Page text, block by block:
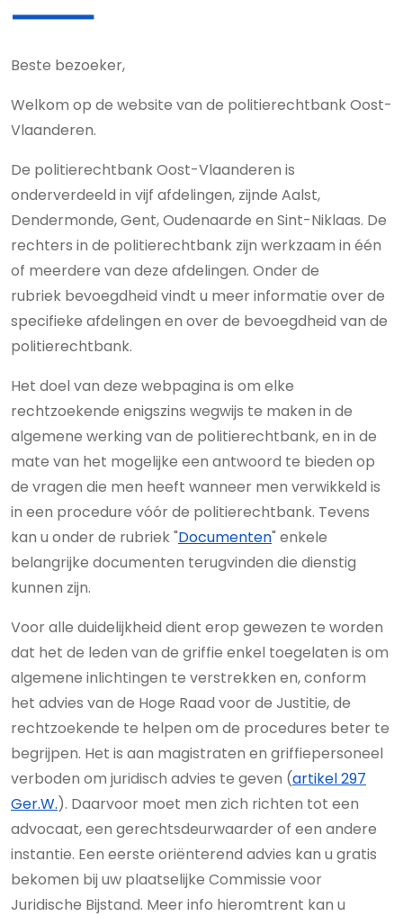
Beste bezoeker,
Welkom op de website van de politierechtbank Oost-
Vlaanderen.
De politierechtbank Oost-Vlaanderen is
onderverdeeld in vijf afdelingen, zijnde Aalst,
Dendermonde, Gent, Oudenaarde en Sint-Niklaas. De
rechters in de politierechtbank zijn werkzaam in één
of meerdere van deze afdelingen. Onder de
rubriek bevoegdheid vindt u meer informatie over de
specifieke afdelingen en over de bevoegdheid van de
politierechtbank.
Het doel van deze webpagina is om elke
rechtzoekende enigszins wegwijs te maken in de
algemene werking van de politierechtbank, en in de
mate van het mogelijke een antwoord te bieden op
de vragen die men heeft wanneer men verwikkeld is
in een procedure vóór de politierechtbank. Tevens
kan u onder de rubriek "Documenten" enkele
belangrijke documenten terugvinden die dienstig
kunnen zijn.
Voor alle duidelijkheid dient erop gewezen te worden
dat het de leden van de griffie enkel toegelaten is om
algemene inlichtingen te verstrekken en, conform
het advies van de Hoge Raad voor de Justitie, de
rechtzoekende te helpen om de procedures beter te
begrijpen. Het is aan magistraten en griffiepersoneel
verboden om juridisch advies te geven (artikel 297
Ger.W.). Daarvoor moet men zich richten tot een
advocaat, een gerechtsdeurwaarder of een andere
instantie. Een eerste oriënterend advies kan u gratis
bekomen bij uw plaatselijke Commissie voor
Juridische Bijstand. Meer info hieromtrent kan u